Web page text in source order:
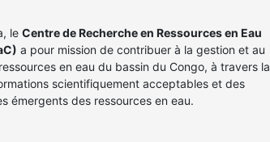
le Centre de Recherche en Ressources en Eau
a pour mission de contribuer à la gestion et au
en eau du bassin du Congo, à travers la
scientifiquement acceptables et des
émergents des ressources en eau.